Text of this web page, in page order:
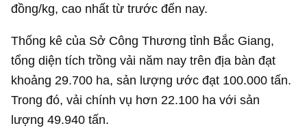
đồng/kg, cao nhất từ trước đến nay.
Thống kê của Sở Công Thương tỉnh Bắc Giang,
tổng diện tích trồng vải năm nay trên địa bàn đạt
khoảng 29.700 ha, sản lượng ước đạt 100.000 tấn.
Trong đó, vải chính vụ hơn 22.100 ha với sản
lượng 49.940 tấn.